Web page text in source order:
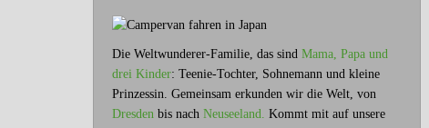
Die Weltwunderer-Familie, das sind Mama, Papa und
drei Kinder: Teenie-Tochter, Sohnemann und kleine
Prinzessin. Gemeinsam erkunden wir die Welt, von
Dresden bis nach Neuseeland. Kommt mit auf unsere